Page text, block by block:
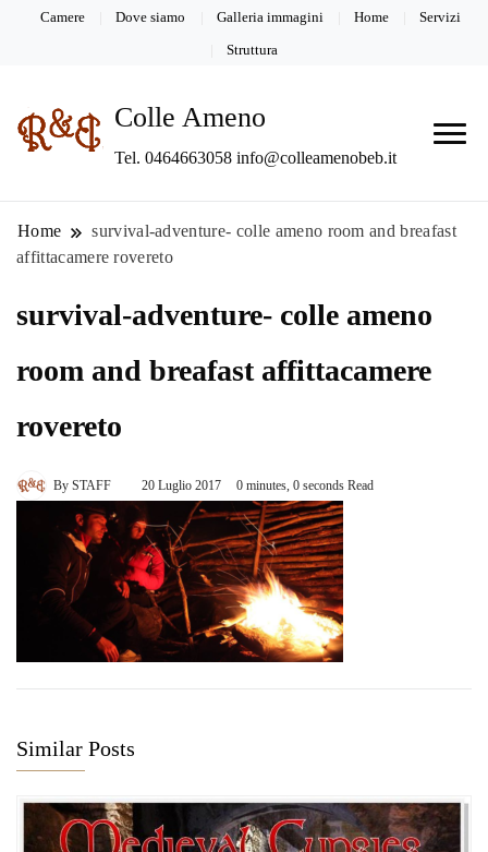
Camere Dove siamo Galleria immagini Home Servizi
Struttura
Colle Ameno
Tel. 0464663058 info@colleamenobeb.it
Home
survival-adventure- colle ameno room and breafast
affittacamere rovereto
survival-adventure- colle ameno
room and breafast affittacamere
rovereto
By STAFF 20 Luglio 2017 0 minutes, 0 seconds Read
Similar Posts